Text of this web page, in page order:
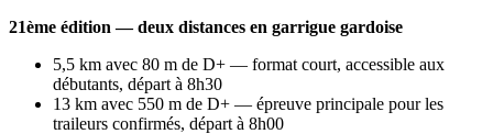
21ème édition — deux distances en garrigue gardoise
5,5 km avec 80 m de D+ — format court, accessible aux
débutants, départ à 8h30
13 km avec 550 m de D+ — épreuve principale pour les
traileurs confirmés, départ à 8h00